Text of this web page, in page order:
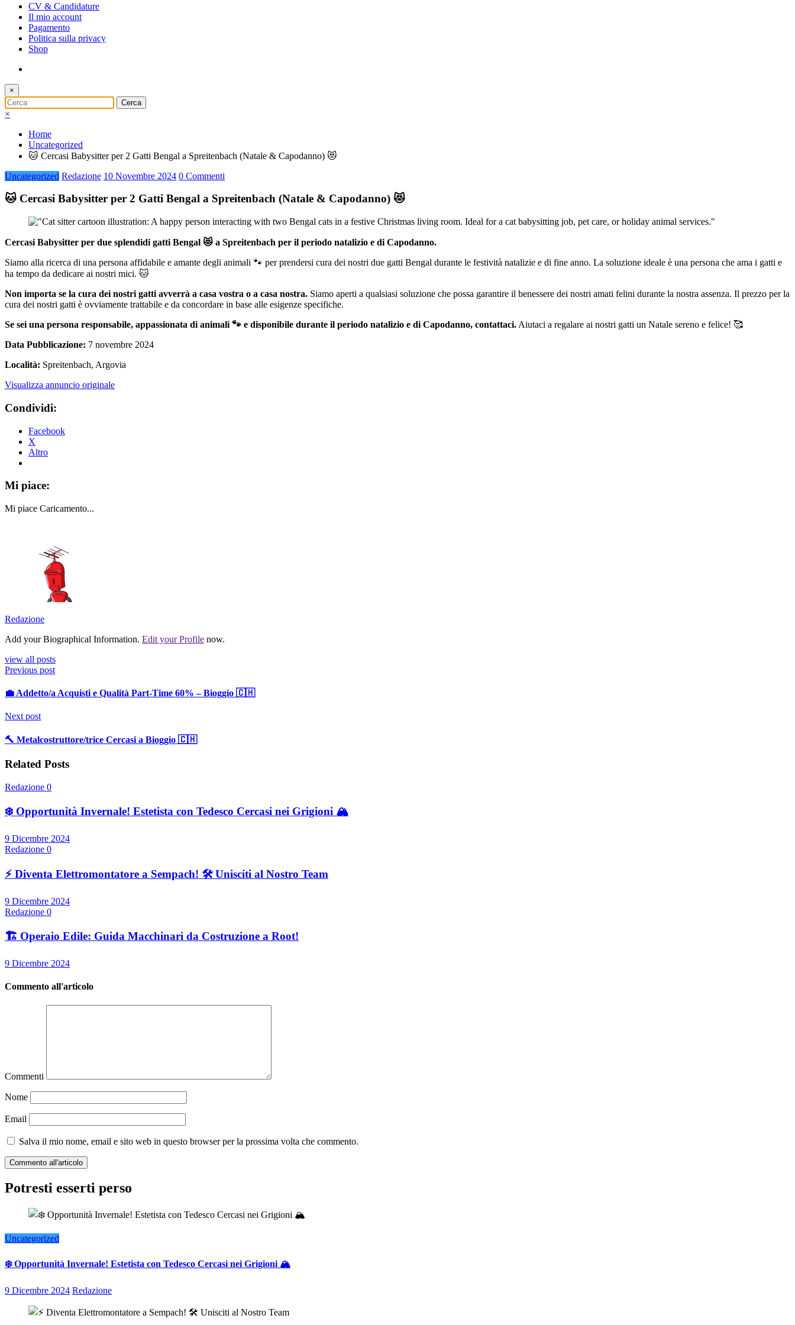
CV & Candidature
Il mio account
Pagamento
Politica sulla privacy
Shop
×
×
Home
Uncategorized
🐱 Cercasi Babysitter per 2 Gatti Bengal a Spreitenbach (Natale & Capodanno) 😻
Uncategorized Redazione 10 Novembre 2024 0 Commenti
🐱 Cercasi Babysitter per 2 Gatti Bengal a Spreitenbach (Natale & Capodanno) 😻
Cercasi Babysitter per due splendidi gatti Bengal 😻 a Spreitenbach per il periodo natalizio e di Capodanno.
Siamo alla ricerca di una persona affidabile e amante degli animali 🐾 per prendersi cura dei nostri due gatti Bengal durante le festività natalizie e di fine anno. La soluzione ideale è una persona che ama i gatti e
ha tempo da dedicare ai nostri mici. 🐱
Non importa se la cura dei nostri gatti avverrà a casa vostra o a casa nostra. Siamo aperti a qualsiasi soluzione che possa garantire il benessere dei nostri amati felini durante la nostra assenza. Il prezzo per la
cura dei nostri gatti è ovviamente trattabile e da concordare in base alle esigenze specifiche.
Se sei una persona responsabile, appassionata di animali 🐾 e disponibile durante il periodo natalizio e di Capodanno, contattaci. Aiutaci a regalare ai nostri gatti un Natale sereno e felice! 🥰
Data Pubblicazione: 7 novembre 2024
Località: Spreitenbach, Argovia
Visualizza annuncio originale
Condividi:
Facebook
X
Altro
Mi piace:
Mi piace Caricamento...
Redazione
Add your Biographical Information. Edit your Profile now.
view all posts
Previous post
💼 Addetto/a Acquisti e Qualità Part-Time 60% – Bioggio 🇨🇭
Next post
🔨 Metalcostruttore/trice Cercasi a Bioggio 🇨🇭
Related Posts
Redazione 0
❄️ Opportunità Invernale! Estetista con Tedesco Cercasi nei Grigioni 🏔️
9 Dicembre 2024
Redazione 0
⚡ Diventa Elettromontatore a Sempach! 🛠️ Unisciti al Nostro Team
9 Dicembre 2024
Redazione 0
🏗️ Operaio Edile: Guida Macchinari da Costruzione a Root!
9 Dicembre 2024
Commento all'articolo
Commenti
Nome
Email
Salva il mio nome, email e sito web in questo browser per la prossima volta che commento.
Potresti esserti perso
Uncategorized
❄️ Opportunità Invernale! Estetista con Tedesco Cercasi nei Grigioni 🏔️
9 Dicembre 2024 Redazione